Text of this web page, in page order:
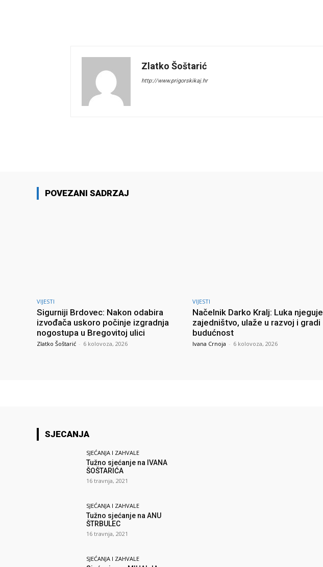
Zlatko Šoštarić
http://www.prigorskikaj.hr
POVEZANI SADRZAJ
VIJESTI
Sigurniji Brdovec: Nakon odabira
izvođača uskoro počinje izgradnja
nogostupa u Bregovitoj ulici
Zlatko Šoštarić - 6 kolovoza, 2026
VIJESTI
Načelnik Darko Kralj: Luka njeguje
zajedništvo, ulaže u razvoj i gradi
budućnost
Ivana Crnoja - 6 kolovoza, 2026
SJECANJA
SJEĆANJA I ZAHVALE
Tužno sjećanje na IVANA
ŠOŠTARIĆA
16 travnja, 2021
SJEĆANJA I ZAHVALE
Tužno sjećanje na ANU
ŠTRBULEC
16 travnja, 2021
SJEĆANJA I ZAHVALE